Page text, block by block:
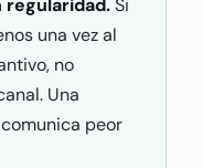
regularidad.Si
una vez al
no
Una
peor